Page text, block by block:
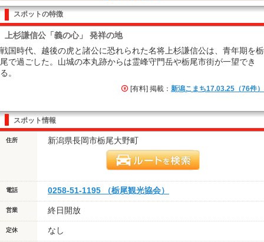
スポットの特徴
上杉謙信公「義の心」 発祥の地
戦国時代、越後の虎と諸公に恐れられた名将上杉謙信公は、青年期を栃
尾で過ごした。山城の本丸跡からは霊峰守門岳や栃尾市街が一望でき
る。
[有料] 掲載： 新潟こまち17.03.25（76件）
スポット情報
住所 新潟県長岡市栃尾大野町
電話 0258-51-1195 （栃尾観光協会）
営業 終日開放
定休 なし